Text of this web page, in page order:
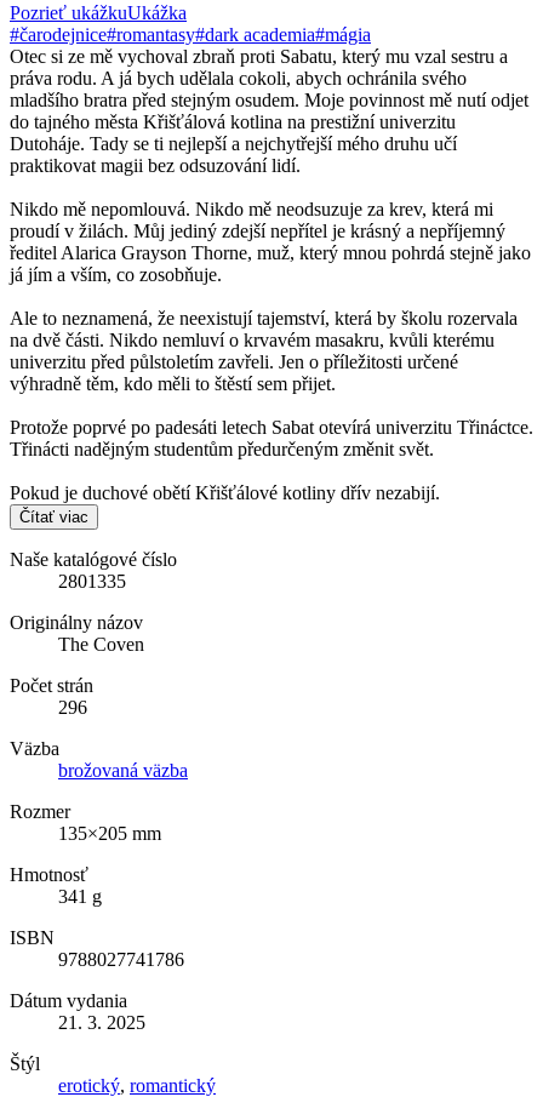
Pozrieť ukážkuUkážka
#čarodejnice#romantasy#dark academia#mágia
Otec si ze mě vychoval zbraň proti Sabatu, který mu vzal sestru a
práva rodu. A já bych udělala cokoli, abych ochránila svého
mladšího bratra před stejným osudem. Moje povinnost mě nutí odjet
do tajného města Křišťálová kotlina na prestižní univerzitu
Dutoháje. Tady se ti nejlepší a nejchytřejší mého druhu učí
praktikovat magii bez odsuzování lidí.
Nikdo mě nepomlouvá. Nikdo mě neodsuzuje za krev, která mi
proudí v žilách. Můj jediný zdejší nepřítel je krásný a nepříjemný
ředitel Alarica Grayson Thorne, muž, který mnou pohrdá stejně jako
já jím a vším, co zosobňuje.
Ale to neznamená, že neexistují tajemství, která by školu rozervala
na dvě části. Nikdo nemluví o krvavém masakru, kvůli kterému
univerzitu před půlstoletím zavřeli. Jen o příležitosti určené
výhradně těm, kdo měli to štěstí sem přijet.
Protože poprvé po padesáti letech Sabat otevírá univerzitu Třináctce.
Třinácti nadějným studentům předurčeným změnit svět.
Pokud je duchové obětí Křišťálové kotliny dřív nezabijí.
Čítať viac
Naše katalógové číslo
2801335
Originálny názov
The Coven
Počet strán
296
Väzba
brožovaná väzba
Rozmer
135×205 mm
Hmotnosť
341 g
ISBN
9788027741786
Dátum vydania
21. 3. 2025
Štýl
erotický, romantický